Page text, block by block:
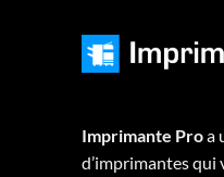
Imprimante Proa
d’imprimantes qui